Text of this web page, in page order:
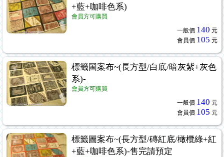
+藍+咖啡色系)
會員方可購買
一般價 140 元
會員價 105 元
標籤圖案布~(長方型/白底/暗灰紫+灰色
系)-
會員方可購買
一般價 140 元
會員價 105 元
標籤圖案布~(長方型/磚紅底/橄欖綠+紅
+藍+咖啡色系)-售完請預定